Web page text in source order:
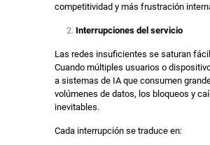
competitividad y más frustración
Interrupciones del servicio
Las redes insuficientes se saturan
Cuando múltiples usuarios o
a sistemas de IA que consumen
volúmenes de datos, los bloqueos y
inevitables.
Cada interrupción se traduce en: